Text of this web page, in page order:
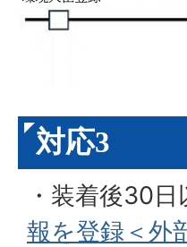
対応3
・装着後30
報を登録＜外